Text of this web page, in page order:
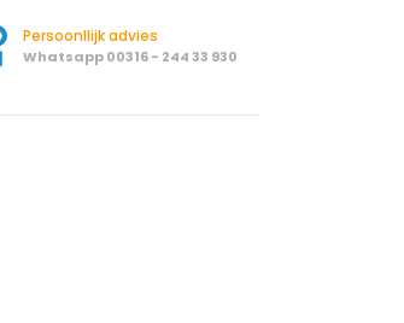
Persoonllijk advies
Whatsapp 00316 - 244 33 930